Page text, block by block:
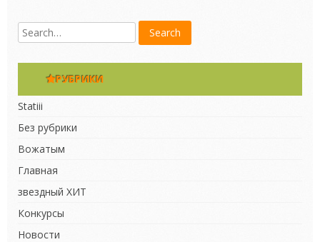
РУБРИКИ
Statiii
Без рубрики
Вожатым
Главная
звездный ХИТ
Конкурсы
Новости